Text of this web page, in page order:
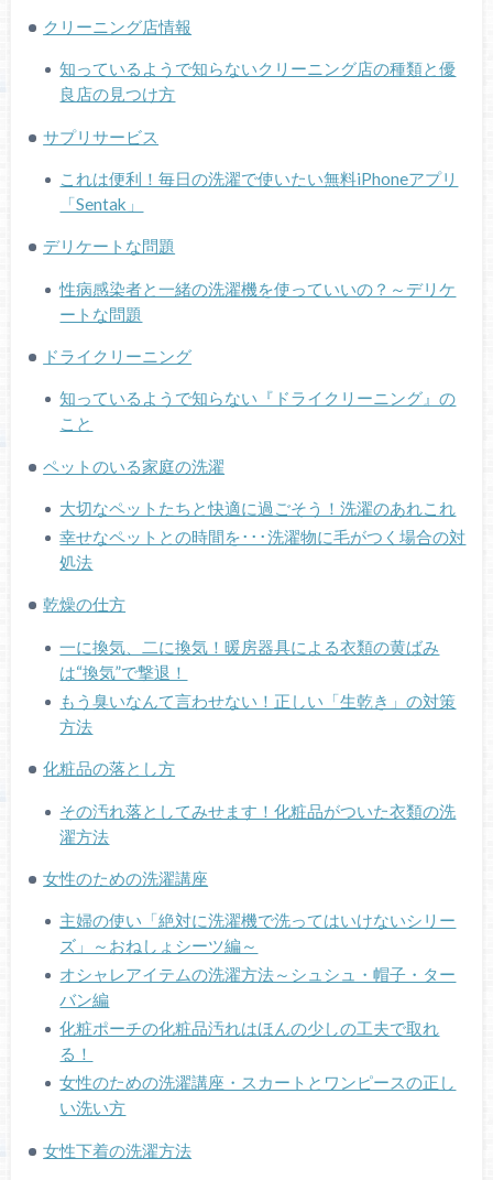
クリーニング店情報
知っているようで知らないクリーニング店の種類と優
良店の見つけ方
サプリサービス
これは便利！毎日の洗濯で使いたい無料iPhoneアプリ
「Sentak」
デリケートな問題
性病感染者と一緒の洗濯機を使っていいの？～デリケ
ートな問題
ドライクリーニング
知っているようで知らない『ドライクリーニング』の
こと
ペットのいる家庭の洗濯
大切なペットたちと快適に過ごそう！洗濯のあれこれ
幸せなペットとの時間を･･･洗濯物に毛がつく場合の対
処法
乾燥の仕方
一に換気、二に換気！暖房器具による衣類の黄ばみ
は“換気”で撃退！
もう臭いなんて言わせない！正しい「生乾き」の対策
方法
化粧品の落とし方
その汚れ落としてみせます！化粧品がついた衣類の洗
濯方法
女性のための洗濯講座
主婦の使い「絶対に洗濯機で洗ってはいけないシリー
ズ」～おねしょシーツ編～
オシャレアイテムの洗濯方法～シュシュ・帽子・ター
バン編
化粧ポーチの化粧品汚れはほんの少しの工夫で取れ
る！
女性のための洗濯講座・スカートとワンピースの正し
い洗い方
女性下着の洗濯方法